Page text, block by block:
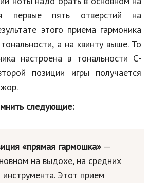
первые пять отверстий на
этого приема гармоника
а на квинту выше. То
настроена в тональности С-
позиции игры получается
следующие:
«прямая гармошка» —
на выдохе, на средних
инструмента. Этот прием